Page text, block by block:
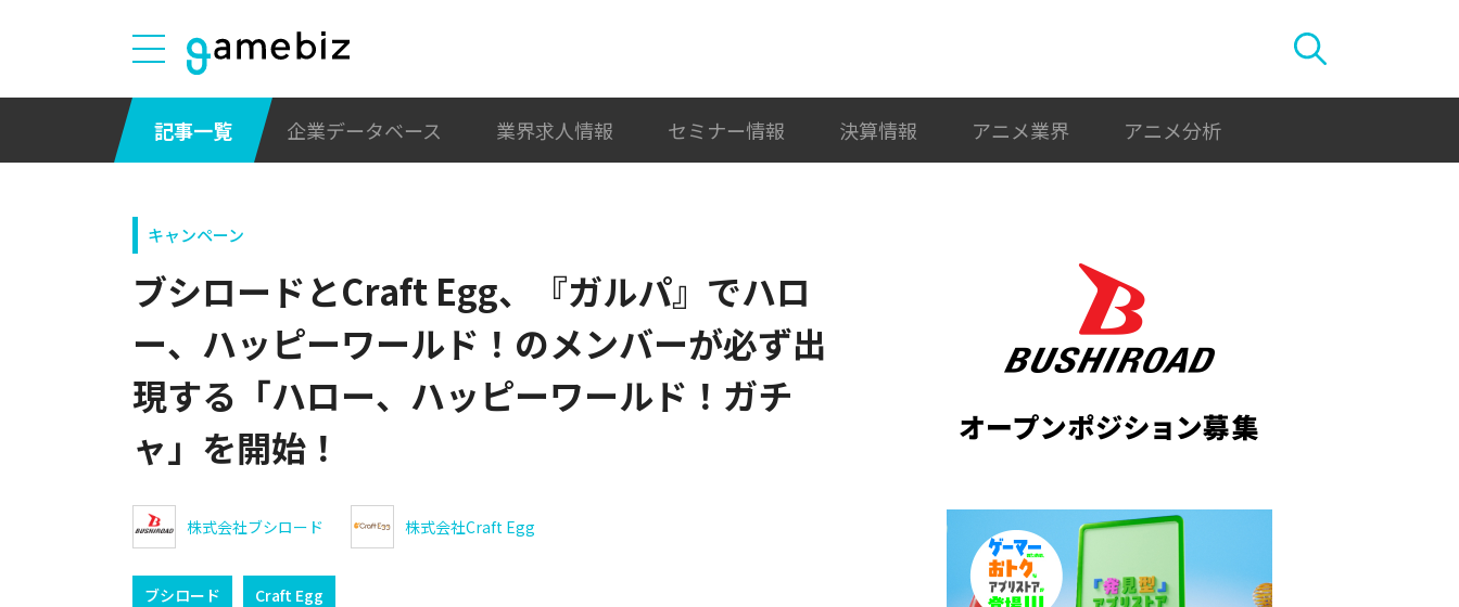
記事一覧 企業データベース 業界求人情報 セミナー情報 決算情報 アニメ業界 アニメ分析
キャンペーン
ブシロードとCraft Egg、『ガルパ』でハロ
ー、ハッピーワールド！のメンバーが必ず出
現する「ハロー、ハッピーワールド！ガチ
ャ」を開始！
株式会社ブシロード 株式会社Craft Egg
ブシロード Craft Egg